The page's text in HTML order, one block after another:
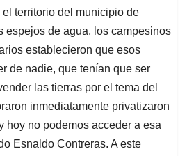
territorio del municipio de
espejos de agua, los campesinos
establecieron que esos
de nadie, que tenían que ser
las tierras por el tema del
inmediatamente privatizaron
hoy no podemos acceder a esa
Esnaldo Contreras. A este